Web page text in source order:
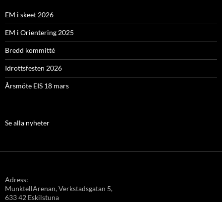
EM i skeet 2026
EM i Orientering 2025
Bredd kommitté
Idrottsfesten 2026
Årsmöte EIS 18 mars
Se alla nyheter
Adress:
MunktellArenan, Verkstadsgatan 5,
633 42 Eskilstuna